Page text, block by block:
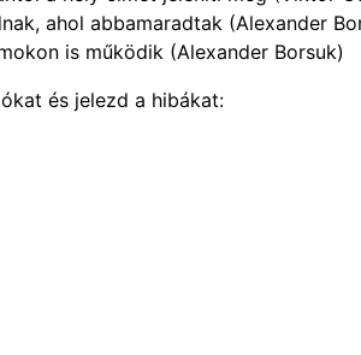
ahol abbamaradtak (Alexander
is működik (Alexander Borsuk)
és jelezd a hibákat: